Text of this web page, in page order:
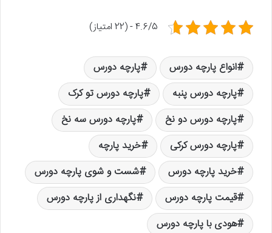
4.6/5 - (22 امتیاز)
انواع پارچه دورس
پارچه دورس
پارچه دورس پنبه
پارچه دورس تو کرک
پارچه دورس دو نخ
پارچه دورس سه نخ
پارچه دورس کرکی
خرید پارچه
خرید پارچه دورس
شست و شوی پارچه دورس
قیمت پارچه دورس
نگهداری از پارچه دورس
هودی با پارچه دورس